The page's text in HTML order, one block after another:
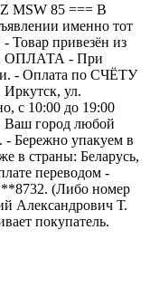
MSW 85 === B
именно тот
Товар привезён из
ОПЛАТА - При
- Оплата по СЧЁТУ
ул.
с 10:00 до 19:00
Ваш город любой
Бережно упакуем в
в страны: Беларусь,
переводом -
(Либо номер
Александрович Т.
покупатель.